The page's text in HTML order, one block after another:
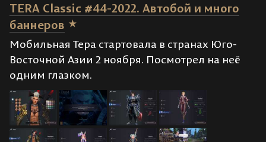
TERA Classic #44-2022. Автобой и много
баннеров
Мобильная Тера стартовала в странах Юго-
Восточной Азии 2 ноября. Посмотрел на неё
одним глазком.